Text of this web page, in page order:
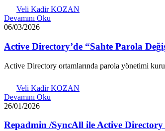
Veli Kadir KOZAN
Devamını Oku
06/03/2026
Active Directory’de “Sahte Parola
Active Directory ortamlarında parola yönetimi
Veli Kadir KOZAN
Devamını Oku
26/01/2026
Repadmin /SyncAll ile Active